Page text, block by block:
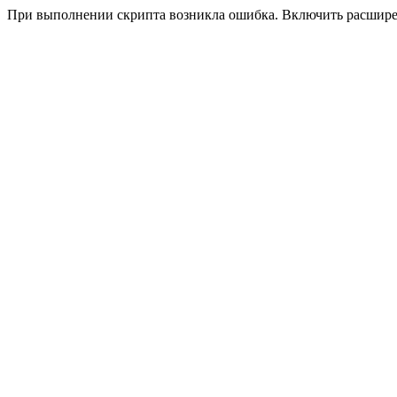
При выполнении скрипта возникла ошибка. Включить